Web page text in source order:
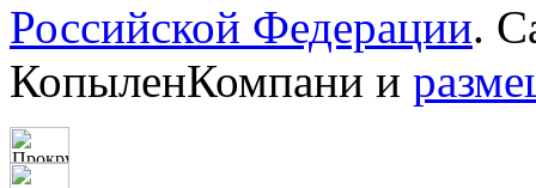
Российской Федерации.
КопыленКомпани и